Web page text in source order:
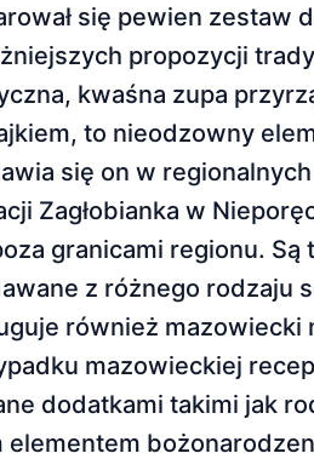
się pewien zestaw
propozycji
kwaśna zupa
to nieodzowny
się on w
Zagłobianka w
granicami regionu.
z różnego rodzaju
również
mazowieckiej
dodatkami takimi jak